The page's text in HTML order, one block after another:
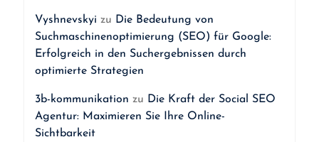
Vyshnevskyi zu Die Bedeutung von
Suchmaschinenoptimierung (SEO) für Google:
Erfolgreich in den Suchergebnissen durch
optimierte Strategien
3b-kommunikation zu Die Kraft der Social SEO
Agentur: Maximieren Sie Ihre Online-
Sichtbarkeit